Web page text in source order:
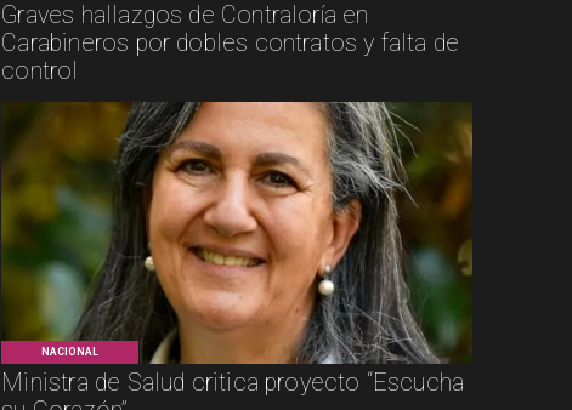
Graves hallazgos de Contraloría en
Carabineros por dobles contratos y falta de
control
NACIONAL
Ministra de Salud critica proyecto “Escucha